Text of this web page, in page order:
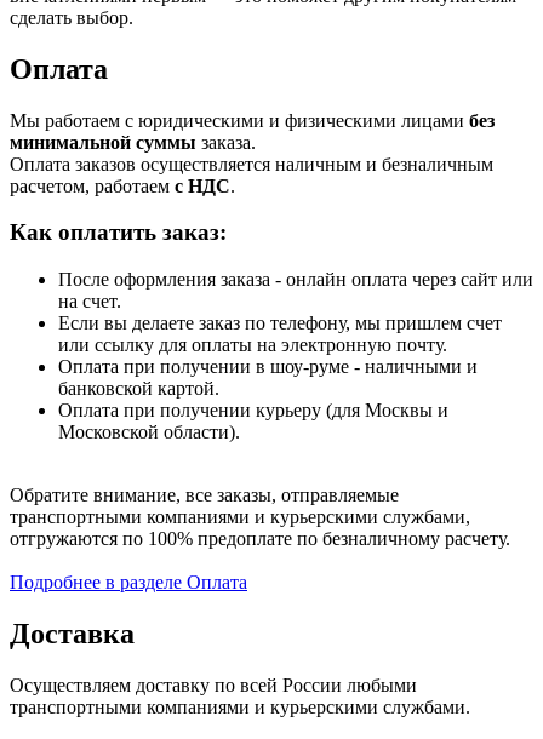
сделать выбор.
Оплата
Мы работаем с юридическими и физическими лицами без
минимальной суммы заказа.
Оплата заказов осуществляется наличным и безналичным
расчетом, работаем с НДС.
Как оплатить заказ:
После оформления заказа - онлайн оплата через сайт или
на счет.
Если вы делаете заказ по телефону, мы пришлем счет
или ссылку для оплаты на электронную почту.
Оплата при получении в шоу-руме - наличными и
банковской картой.
Оплата при получении курьеру (для Москвы и
Московской области).
Обратите внимание, все заказы, отправляемые
транспортными компаниями и курьерскими службами,
отгружаются по 100% предоплате по безналичному расчету.
Подробнее в разделе Оплата
Доставка
Осуществляем доставку по всей России любыми
транспортными компаниями и курьерскими службами.